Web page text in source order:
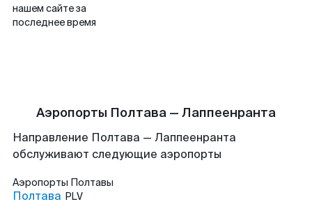
нашем сайте за
последнее время
Аэропорты Полтава — Лаппеенранта
Направление Полтава — Лаппеенранта
обслуживают следующие аэропорты
Аэропорты Полтавы
Полтава PLV